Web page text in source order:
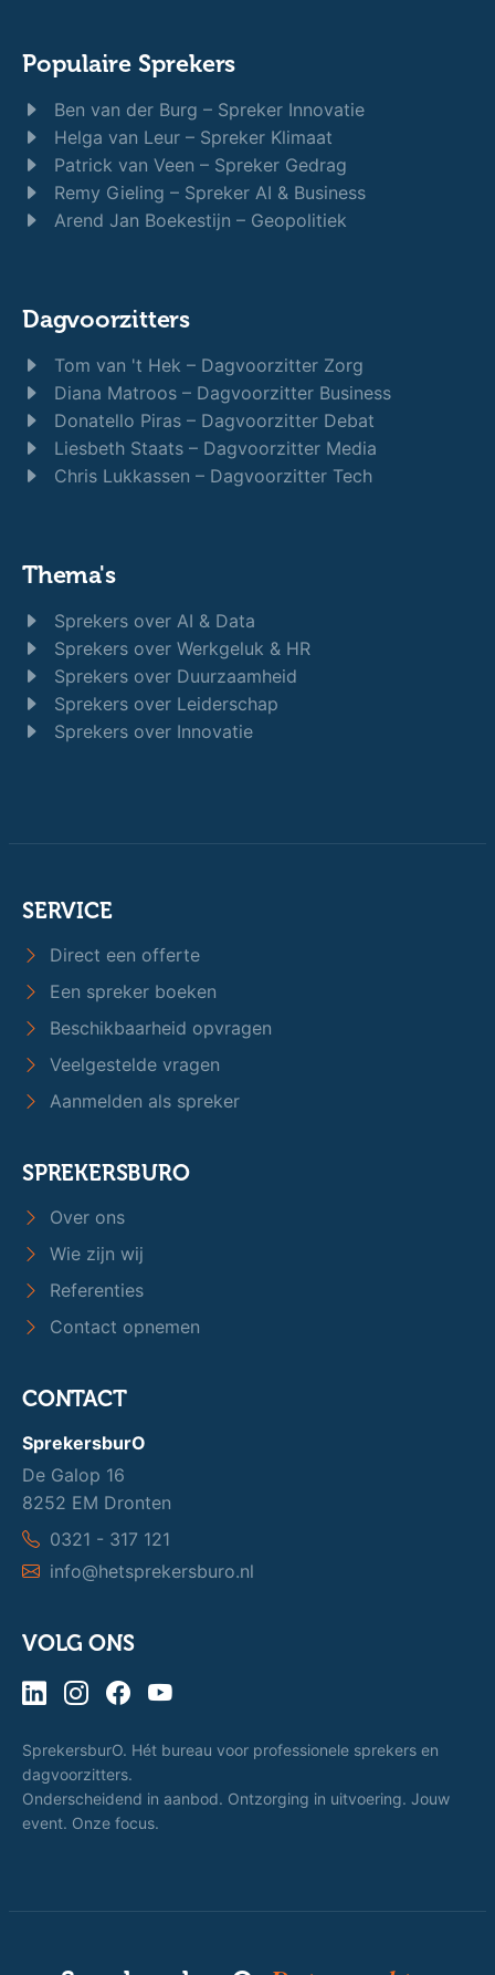
Populaire Sprekers
Ben van der Burg – Spreker Innovatie
Helga van Leur – Spreker Klimaat
Patrick van Veen – Spreker Gedrag
Remy Gieling – Spreker AI & Business
Arend Jan Boekestijn – Geopolitiek
Dagvoorzitters
Tom van 't Hek – Dagvoorzitter Zorg
Diana Matroos – Dagvoorzitter Business
Donatello Piras – Dagvoorzitter Debat
Liesbeth Staats – Dagvoorzitter Media
Chris Lukkassen – Dagvoorzitter Tech
Thema's
Sprekers over AI & Data
Sprekers over Werkgeluk & HR
Sprekers over Duurzaamheid
Sprekers over Leiderschap
Sprekers over Innovatie
SERVICE
Direct een offerte
Een spreker boeken
Beschikbaarheid opvragen
Veelgestelde vragen
Aanmelden als spreker
SPREKERSBURO
Over ons
Wie zijn wij
Referenties
Contact opnemen
CONTACT
SprekersburO
De Galop 16
8252 EM Dronten
0321 - 317 121
info@hetsprekersburo.nl
VOLG ONS
SprekersburO. Hét bureau voor professionele sprekers en
dagvoorzitters.
Onderscheidend in aanbod. Ontzorging in uitvoering. Jouw
event. Onze focus.